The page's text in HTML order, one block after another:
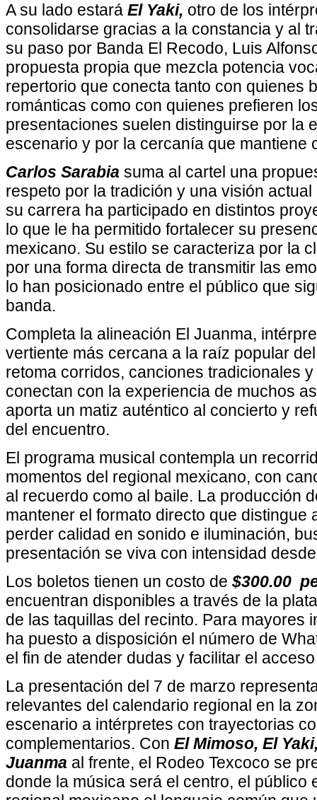
A su lado estará El Yaki, otro de los
consolidarse gracias a la constancia y al
su paso por Banda El Recodo, Luis
propuesta propia que mezcla potencia
repertorio que conecta tanto con quienes
románticas como con quienes prefieren
presentaciones suelen distinguirse por la
escenario y por la cercanía que mantiene
Carlos Sarabia suma al cartel una
respeto por la tradición y una visión
su carrera ha participado en distintos
lo que le ha permitido fortalecer su
mexicano. Su estilo se caracteriza por la
por una forma directa de transmitir las
lo han posicionado entre el público que
banda.
Completa la alineación El Juanma,
vertiente más cercana a la raíz popular
retoma corridos, canciones tradicionales
conectan con la experiencia de muchos
aporta un matiz auténtico al concierto y
del encuentro.
El programa musical contempla un
momentos del regional mexicano, con
al recuerdo como al baile. La producción
mantener el formato directo que distingue
perder calidad en sonido e iluminación,
presentación se viva con intensidad
Los boletos tienen un costo de $300.00
encuentran disponibles a través de la
de las taquillas del recinto. Para mayores
ha puesto a disposición el número de
el fin de atender dudas y facilitar el
La presentación del 7 de marzo
relevantes del calendario regional en la
escenario a intérpretes con trayectorias
complementarios. Con El Mimoso, El
Juanma al frente, el Rodeo Texcoco se
donde la música será el centro, el público